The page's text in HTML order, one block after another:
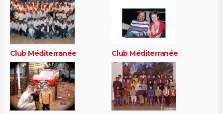
Club Méditerranée Club Méditerranée